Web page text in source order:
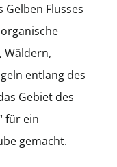
Flusses
Wäldern,
entlang des
Gebiet des
für ein
gemacht.